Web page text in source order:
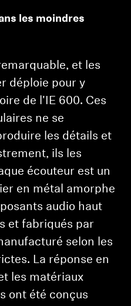
les moindres
et les
déploie pour y
de l'IE 600. Ces
ne se
les détails et
ils les
écouteur est un
en métal amorphe
audio haut
et fabriqués par
selon les
La réponse en
les matériaux
ont été conçus